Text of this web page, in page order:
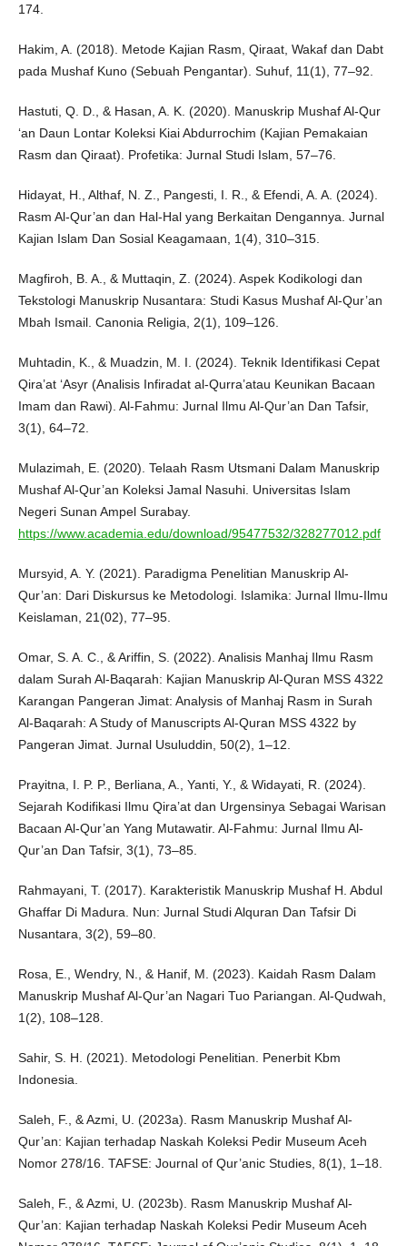
174.
Hakim, A. (2018). Metode Kajian Rasm, Qiraat, Wakaf dan Dabt
pada Mushaf Kuno (Sebuah Pengantar). Suhuf, 11(1), 77–92.
Hastuti, Q. D., & Hasan, A. K. (2020). Manuskrip Mushaf Al-Qur
‘an Daun Lontar Koleksi Kiai Abdurrochim (Kajian Pemakaian
Rasm dan Qiraat). Profetika: Jurnal Studi Islam, 57–76.
Hidayat, H., Althaf, N. Z., Pangesti, I. R., & Efendi, A. A. (2024).
Rasm Al-Qur’an dan Hal-Hal yang Berkaitan Dengannya. Jurnal
Kajian Islam Dan Sosial Keagamaan, 1(4), 310–315.
Magfiroh, B. A., & Muttaqin, Z. (2024). Aspek Kodikologi dan
Tekstologi Manuskrip Nusantara: Studi Kasus Mushaf Al-Qur’an
Mbah Ismail. Canonia Religia, 2(1), 109–126.
Muhtadin, K., & Muadzin, M. I. (2024). Teknik Identifikasi Cepat
Qira’at ‘Asyr (Analisis Infiradat al-Qurra’atau Keunikan Bacaan
Imam dan Rawi). Al-Fahmu: Jurnal Ilmu Al-Qur’an Dan Tafsir,
3(1), 64–72.
Mulazimah, E. (2020). Telaah Rasm Utsmani Dalam Manuskrip
Mushaf Al-Qur’an Koleksi Jamal Nasuhi. Universitas Islam
Negeri Sunan Ampel Surabay.
https://www.academia.edu/download/95477532/328277012.pdf
Mursyid, A. Y. (2021). Paradigma Penelitian Manuskrip Al-
Qur’an: Dari Diskursus ke Metodologi. Islamika: Jurnal Ilmu-Ilmu
Keislaman, 21(02), 77–95.
Omar, S. A. C., & Ariffin, S. (2022). Analisis Manhaj Ilmu Rasm
dalam Surah Al-Baqarah: Kajian Manuskrip Al-Quran MSS 4322
Karangan Pangeran Jimat: Analysis of Manhaj Rasm in Surah
Al-Baqarah: A Study of Manuscripts Al-Quran MSS 4322 by
Pangeran Jimat. Jurnal Usuluddin, 50(2), 1–12.
Prayitna, I. P. P., Berliana, A., Yanti, Y., & Widayati, R. (2024).
Sejarah Kodifikasi Ilmu Qira’at dan Urgensinya Sebagai Warisan
Bacaan Al-Qur’an Yang Mutawatir. Al-Fahmu: Jurnal Ilmu Al-
Qur’an Dan Tafsir, 3(1), 73–85.
Rahmayani, T. (2017). Karakteristik Manuskrip Mushaf H. Abdul
Ghaffar Di Madura. Nun: Jurnal Studi Alquran Dan Tafsir Di
Nusantara, 3(2), 59–80.
Rosa, E., Wendry, N., & Hanif, M. (2023). Kaidah Rasm Dalam
Manuskrip Mushaf Al-Qur’an Nagari Tuo Pariangan. Al-Qudwah,
1(2), 108–128.
Sahir, S. H. (2021). Metodologi Penelitian. Penerbit Kbm
Indonesia.
Saleh, F., & Azmi, U. (2023a). Rasm Manuskrip Mushaf Al-
Qur’an: Kajian terhadap Naskah Koleksi Pedir Museum Aceh
Nomor 278/16. TAFSE: Journal of Qur’anic Studies, 8(1), 1–18.
Saleh, F., & Azmi, U. (2023b). Rasm Manuskrip Mushaf Al-
Qur’an: Kajian terhadap Naskah Koleksi Pedir Museum Aceh